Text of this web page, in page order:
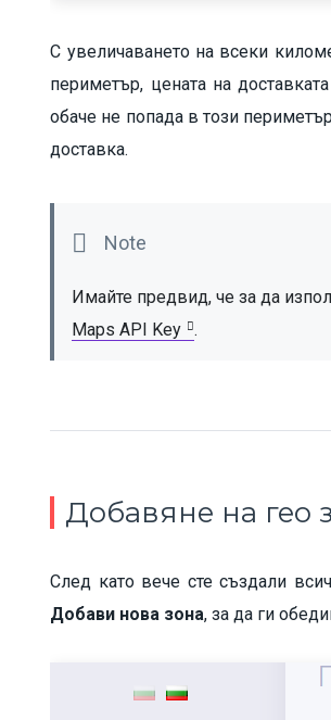
С увеличаването на всеки
периметър, цената на
обаче не попада в този
доставка.
Имайте предвид, че за да
Maps API Key
.
Добавяне на гео
След като вече сте създали
Добави нова зона, за да ги